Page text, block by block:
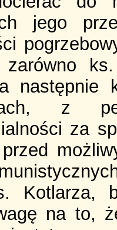
jego
zarówno
następnie
z
za
Kotlarza,
na to,